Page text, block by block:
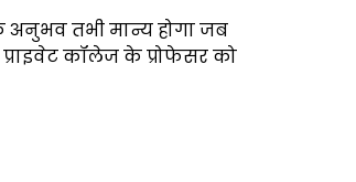
अनुभव तभी मान्य होगा जब
कॉलेज के प्रोफेसर को